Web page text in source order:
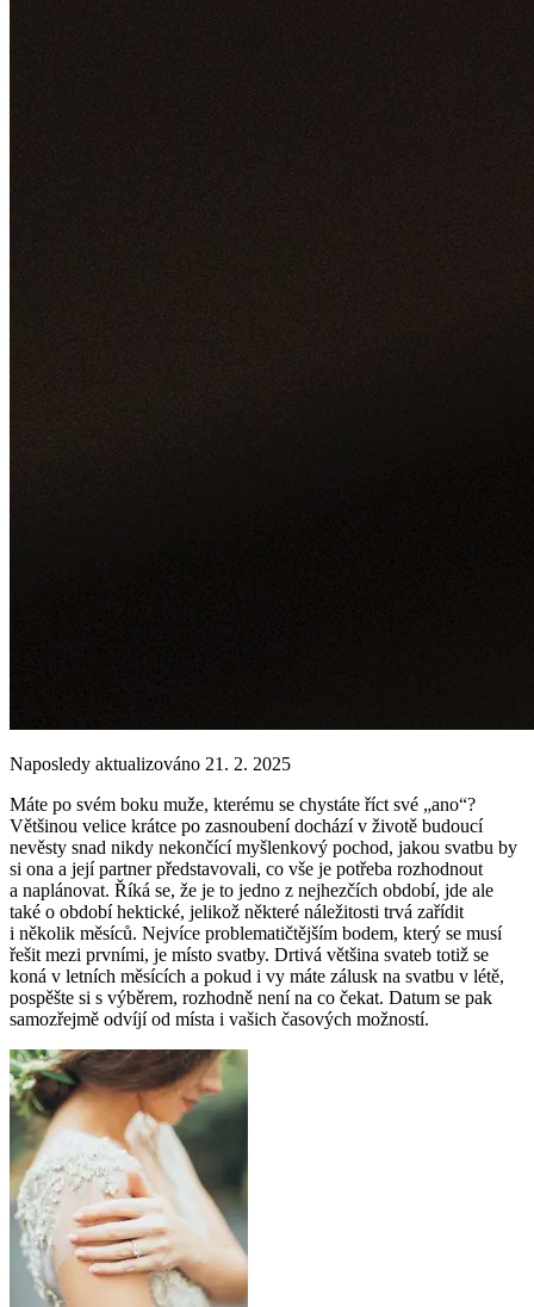
Naposledy aktualizováno 21. 2. 2025
Máte po svém boku muže, kterému se chystáte říct své „ano“?
Většinou velice krátce po zasnoubení dochází v životě budoucí
nevěsty snad nikdy nekončící myšlenkový pochod, jakou svatbu by
si ona a její partner představovali, co vše je potřeba rozhodnout
a naplánovat. Říká se, že je to jedno z nejhezčích období, jde ale
také o období hektické, jelikož některé náležitosti trvá zařídit
i několik měsíců. Nejvíce problematičtějším bodem, který se musí
řešit mezi prvními, je místo svatby. Drtivá většina svateb totiž se
koná v letních měsících a pokud i vy máte zálusk na svatbu v létě,
pospěšte si s výběrem, rozhodně není na co čekat. Datum se pak
samozřejmě odvíjí od místa i vašich časových možností.